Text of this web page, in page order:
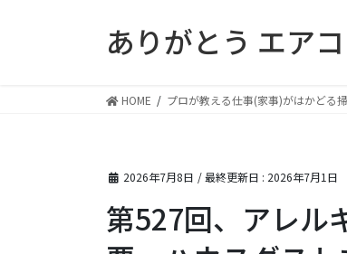
ありがとう エア
HOME プロが教える仕事(家事)がはかどる
2026年7月8日 / 最終更新日 : 2026年7月1日
第527回、アレル